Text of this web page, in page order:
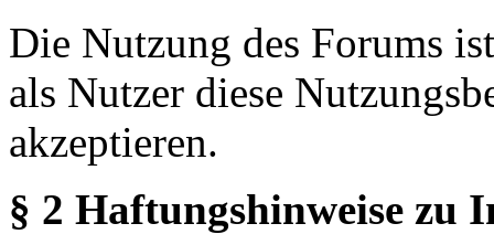
Die Nutzung des Forums
als Nutzer diese
akzeptieren.
§ 2 Haftungshinweise zu